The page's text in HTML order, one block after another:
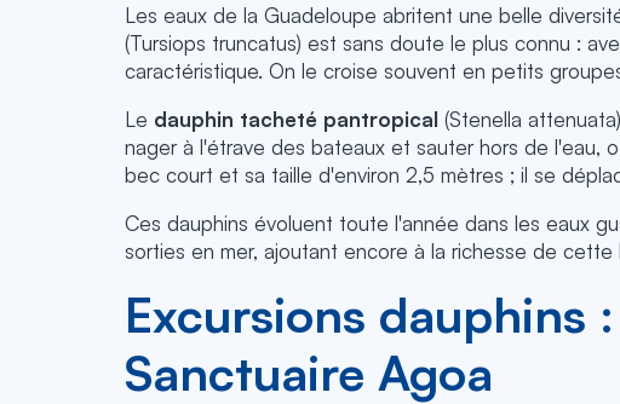
Les eaux de la Guadeloupe abritent une belle
(Tursiops truncatus) est sans doute le plus connu :
caractéristique. On le croise souvent en petits
Le dauphin tacheté pantropical (Stenella
nager à l'étrave des bateaux et sauter hors de l'eau,
bec court et sa taille d'environ 2,5 mètres ; il se
Ces dauphins évoluent toute l'année dans les eaux
sorties en mer, ajoutant encore à la richesse de
Excursions dauphins
Sanctuaire Agoa